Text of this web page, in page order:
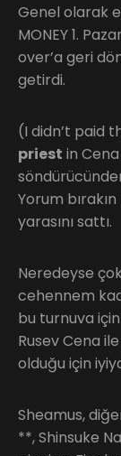
Genel olarak
MONEY 1.
over’a geri
getirdi.
(I didn’t paid
priest in
Yorum
yarasını sattı.
Neredeyse
cehennem
bu turnuva
Rusev Cena
olduğu için
Sheamus,
**, Shinsuke